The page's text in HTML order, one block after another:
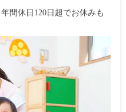
間休日120日超でお休みも